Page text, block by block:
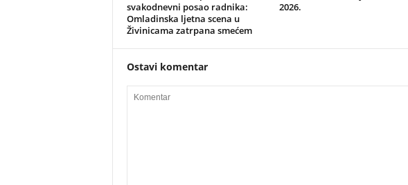
svakodnevni posao radnika:
Omladinska ljetna scena u
Živinicama zatrpana smećem
2026.
Ostavi komentar